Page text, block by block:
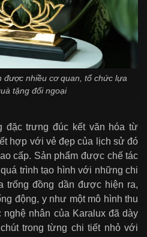
được nhiều cơ quan, tổ chức lựa
tặng đối ngoại
đặc trưng đúc kết văn hóa từ
hợp với vẻ đẹp của lịch sử đó
cấp. Sản phẩm được chế tác
trình tạo hình với những chi
trống đồng dần được hiện ra,
động, y như một mô hình thu
nghệ nhân của Karalux đã dày
trong từng chi tiết nhỏ với